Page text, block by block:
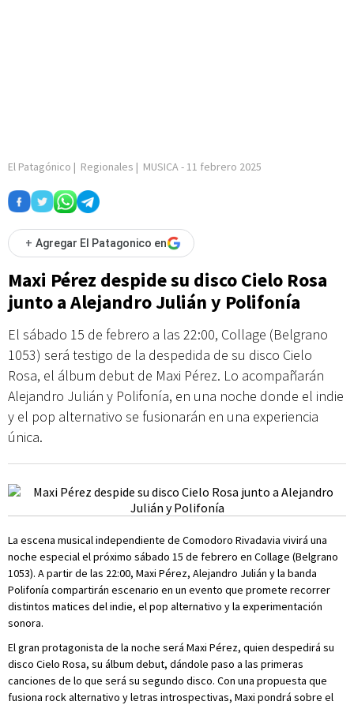
El Patagónico | Regionales | MUSICA- 11 febrero 2025
+ Agregar El Patagonico en
Maxi Pérez despide su disco Cielo Rosa
junto a Alejandro Julián y Polifonía
El sábado 15 de febrero a las 22:00, Collage (Belgrano
1053) será testigo de la despedida de su disco Cielo
Rosa, el álbum debut de Maxi Pérez. Lo acompañarán
Alejandro Julián y Polifonía, en una noche donde el indie
y el pop alternativo se fusionarán en una experiencia
única.
La escena musical independiente de Comodoro Rivadavia vivirá una
noche especial el próximo sábado 15 de febrero en Collage (Belgrano
1053). A partir de las 22:00, Maxi Pérez, Alejandro Julián y la banda
Polifonía compartirán escenario en un evento que promete recorrer
distintos matices del indie, el pop alternativo y la experimentación
sonora.
El gran protagonista de la noche será Maxi Pérez, quien despedirá su
disco Cielo Rosa, su álbum debut, dándole paso a las primeras
canciones de lo que será su segundo disco. Con una propuesta que
fusiona rock alternativo y letras introspectivas, Maxi pondrá sobre el